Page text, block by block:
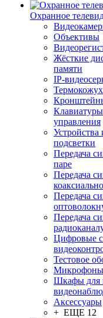
Охранное
Объективы
Жёсткие
памяти
IP-
управления
Устройства
подсветки
Передача
паре
Передача
Передача
Передача
Цифровые
Тестовое
Микрофоны
Шкафы для
Аксессуары
+ ЕЩЕ 12